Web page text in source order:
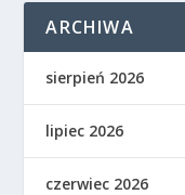
ARCHIWA
sierpień 2026
lipiec 2026
czerwiec 2026